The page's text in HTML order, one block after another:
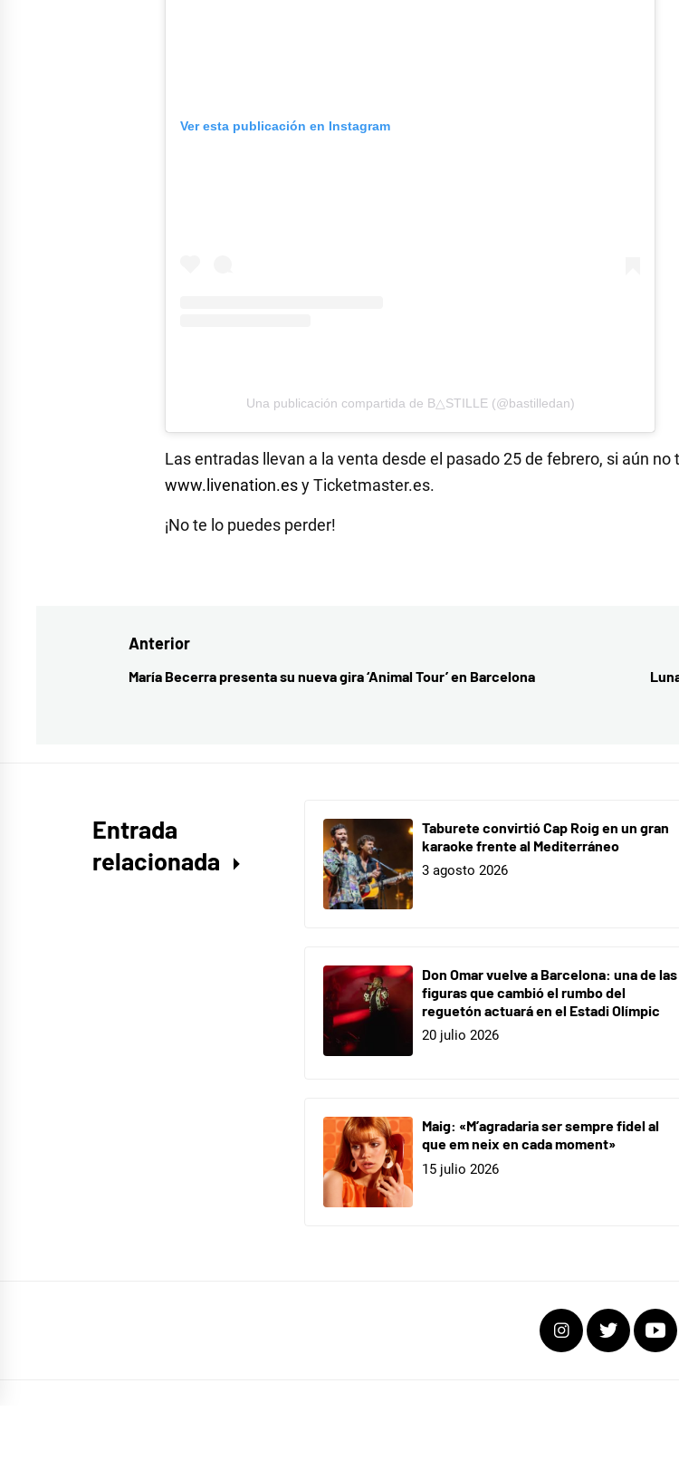
Ver esta publicación en Instagram
Una publicación compartida de B△STILLE (@bastilledan)
Las entradas llevan a la venta desde el pasado 25 de febrero, si aún
www.livenation.esy Ticketmaster.es.
¡No te lo puedes perder!
bastille
concierto
Jordi
wizink
Navegación
de
Anterior
Entrada
María Becerra presenta su nueva gira ‘Animal Tour’ en Barcelona
Entrada
relacionada
Taburete convirtió Cap Roig en un gran
karaoke frente al Mediterráneo
3 agosto 2026
Don Omar vuelve a Barcelona: una de las
figuras que cambió el rumbo del
reguetón actuará en el Estadi Olímpic
20 julio 2026
Maig: «M’agradaria ser sempre fidel al
que em neix en cada moment»
15 julio 2026
InstagramTwitter